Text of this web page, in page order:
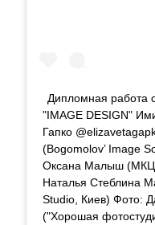
Дипломная работа
"IMAGE DESIGN"
Гапко
(Bogomolov’ Image
Оксана Малыш (МКЦ
Наталья Стеблина
Studio, Киев) Фото:
("Хорошая